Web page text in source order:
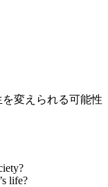
life?